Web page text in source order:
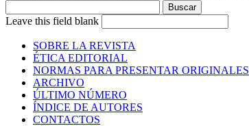
Leave this field blank
SOBRE LA REVISTA
ÉTICA EDITORIAL
NORMAS PARA PRESENTAR ORIGINALES
ARCHIVO
ÚLTIMO NÚMERO
ÍNDICE DE AUTORES
CONTACTOS